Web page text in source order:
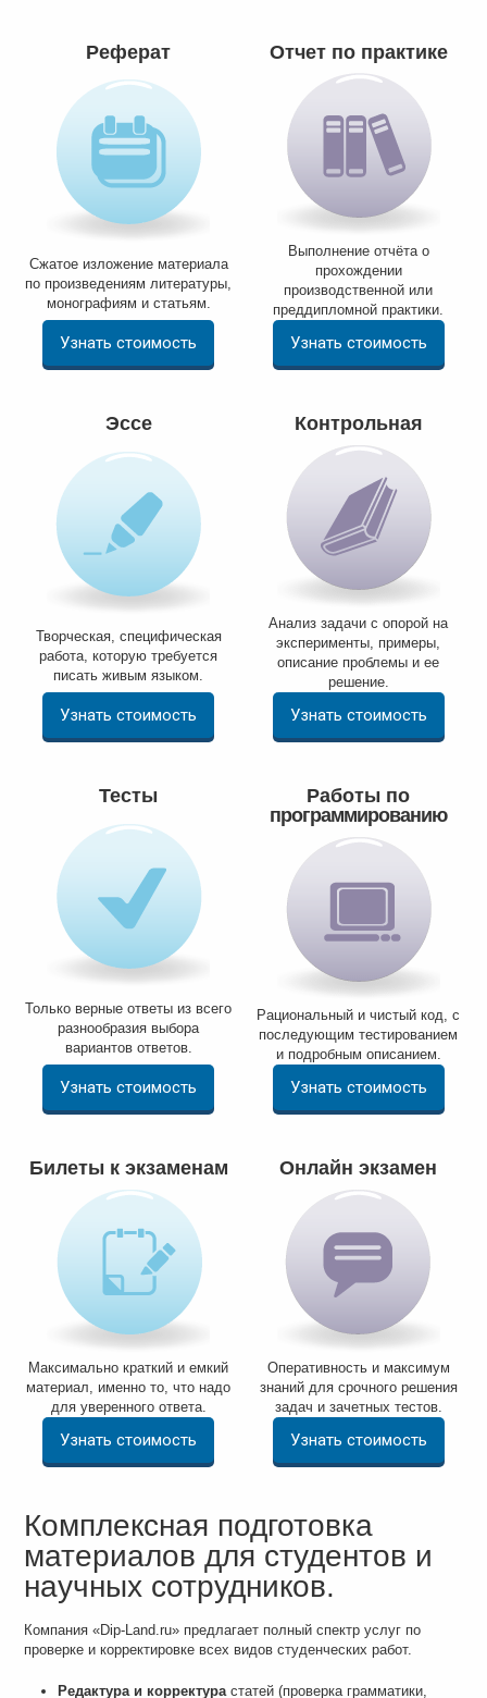
Реферат
Сжатое изложение материала
по произведениям литературы,
монографиям и статьям.
Узнать стоимость
Отчет по практике
Выполнение отчёта о
прохождении
производственной или
преддипломной практики.
Узнать стоимость
Эссе
Творческая, специфическая
работа, которую требуется
писать живым языком.
Узнать стоимость
Контрольная
Анализ задачи с опорой на
эксперименты, примеры,
описание проблемы и ее
решение.
Узнать стоимость
Тесты
Только верные ответы из всего
разнообразия выбора
вариантов ответов.
Узнать стоимость
Работы по
программированию
Рациональный и чистый код, с
последующим тестированием
и подробным описанием.
Узнать стоимость
Билеты к экзаменам
Максимально краткий и емкий
материал, именно то, что надо
для уверенного ответа.
Узнать стоимость
Онлайн экзамен
Оперативность и максимум
знаний для срочного решения
задач и зачетных тестов.
Узнать стоимость
Комплексная подготовка
материалов для студентов и
научных сотрудников.
Компания «Dip-Land.ru» предлагает полный спектр услуг по
проверке и корректировке всех видов студенческих работ.
Редактура и корректурастатей (проверка грамматики,